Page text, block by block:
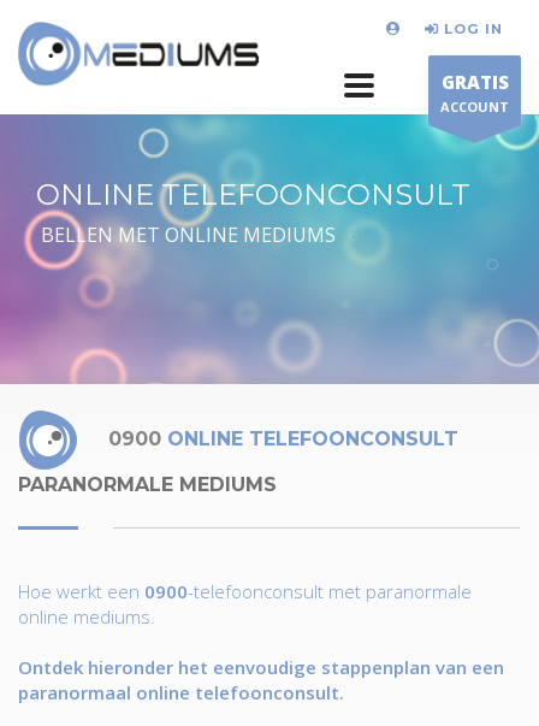
LOG IN
GRATIS
ACCOUNT
ONLINE TELEFOONCONSULT
BELLEN MET ONLINE MEDIUMS
0900 ONLINE TELEFOONCONSULT
PARANORMALE MEDIUMS
Hoe werkt een 0900-telefoonconsult met paranormale
online mediums.
Ontdek hieronder het eenvoudige stappenplan van een
paranormaal online telefoonconsult.